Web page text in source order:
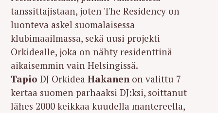
tanssittajistaan, joten The Residency on
luonteva askel suomalaisessa
klubimaailmassa, sekä uusi projekti
Orkidealle, joka on nähty residenttinä
aikaisemmin vain Helsingissä.
Tapio DJ Orkidea Hakanenon valittu 7
kertaa suomen parhaaksi DJ:ksi, soittanut
lähes 2000 keikkaa kuudella mantereella,